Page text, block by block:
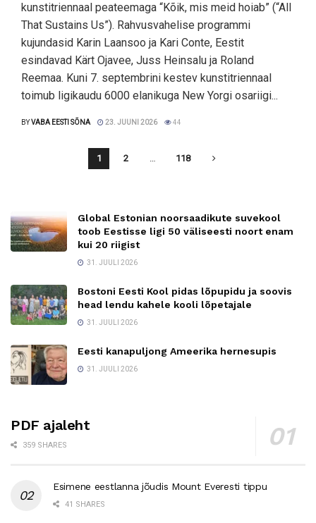
kunstitriennaal peateemaga “Kõik, mis meid hoiab” (“All
That Sustains Us”). Rahvusvahelise programmi
kujundasid Karin Laansoo ja Kari Conte, Eestit
esindavad Kärt Ojavee, Juss Heinsalu ja Roland
Reemaa. Kuni 7. septembrini kestev kunstitriennaal
toimub ligikaudu 6000 elanikuga New Yorgi osariigi...
BYVABA EESTI SÕNA 23. JUUNI 2026 44
1 2 … 118
Global Estonian noorsaadikute suvekool
toob Eestisse ligi 50 väliseesti noort enam
kui 20 riigist
31. JUULI 2026
Bostoni Eesti Kool pidas lõpupidu ja soovis
head lendu kahele kooli lõpetajale
31. JUULI 2026
Eesti kanapuljong Ameerika hernesupis
31. JUULI 2026
PDF ajaleht
359 SHARES
Esimene eestlanna jõudis Mount Everesti tippu
41 SHARES